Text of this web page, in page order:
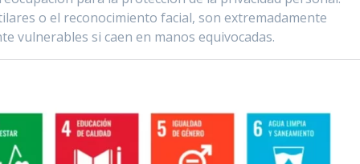
o el reconocimiento facial, son extremadamente
vulnerables si caen en manos equivocadas.